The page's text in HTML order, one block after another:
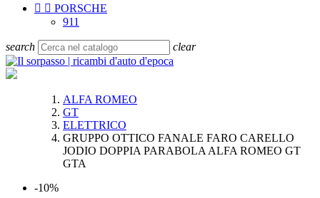
  PORSCHE
911
search clear
ALFA ROMEO
GT
ELETTRICO
GRUPPO OTTICO FANALE FARO CARELLO
JODIO DOPPIA PARABOLA ALFA ROMEO GT
GTA
-10%